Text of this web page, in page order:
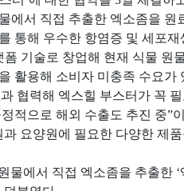
에서 직접 추출한 엑소좀을
통해 우수한 항염증 및 세포
기술로 창업해 현재 식물 원
활용해 소비자 미충족 수요가
협력해 엑스힐 부스터가 꼭
적으로 해외 수출도 추진 중”
요양원에 필요한 다양한 제
물에서 직접 엑소좀을 추출한